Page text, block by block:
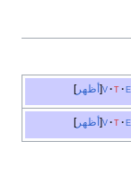
أظهر v t e
أظهر v t e